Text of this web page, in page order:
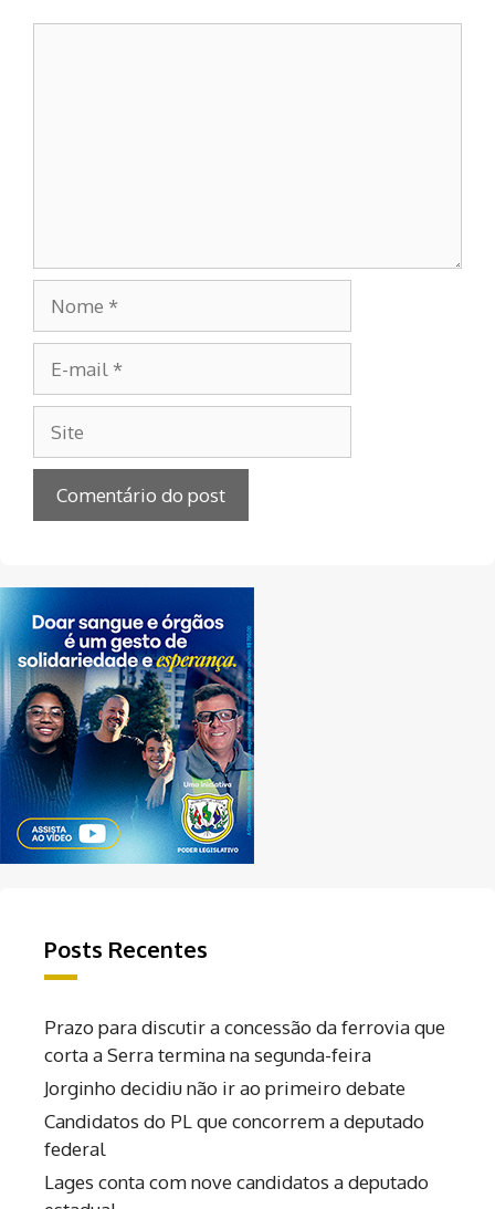
mail
Posts Recentes
Prazo para discutir a concessão da ferrovia que
corta a Serra termina na segunda-feira
Jorginho decidiu não ir ao primeiro debate
Candidatos do PL que concorrem a deputado
federal
Lages conta com nove candidatos a deputado